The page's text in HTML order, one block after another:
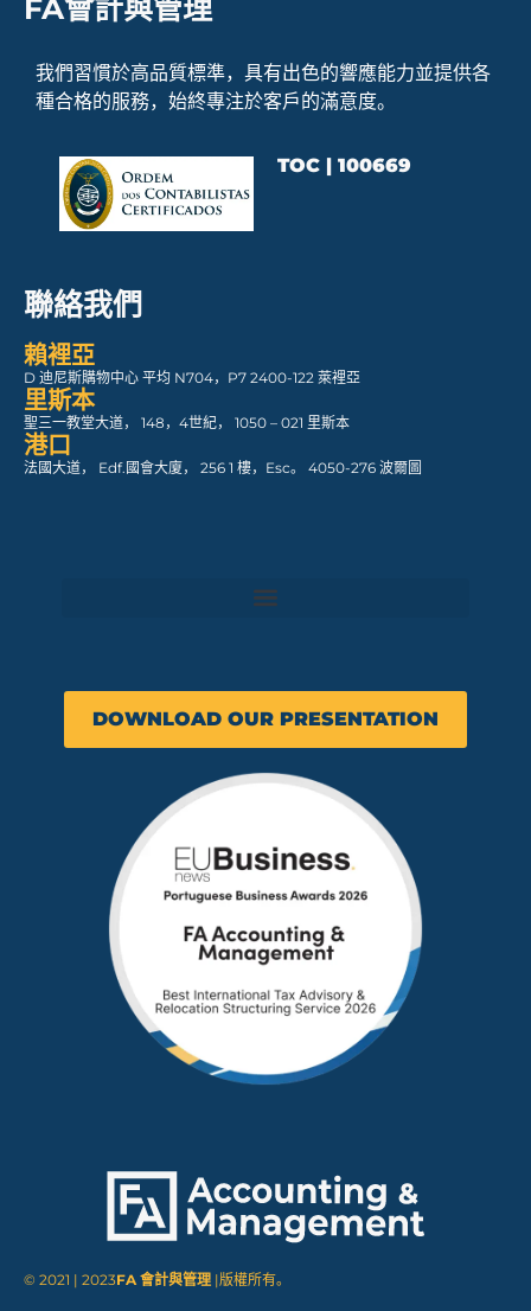
FA會計與管理
我們習慣於高品質標準，具有出色的響應能力並提供各
種合格的服務，始終專注於客戶的滿意度。
TOC | 100669
聯絡我們
賴裡亞
D 迪尼斯購物中心 平均 N704，P7 2400-122 萊裡亞
里斯本
聖三一教堂大道， 148，4世紀， 1050 – 021 里斯本
港口
法國大道， Edf.國會大廈， 256 1 樓，Esc。 4050-276 波爾圖
DOWNLOAD OUR PRESENTATION
© 2021 | 2023FA 會計與管理 |版權所有。